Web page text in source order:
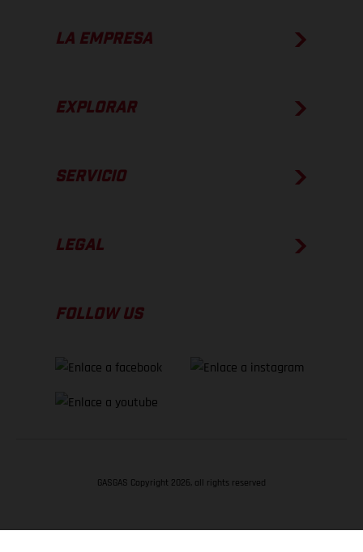
LA EMPRESA
EXPLORAR
SERVICIO
LEGAL
FOLLOW US
GASGAS Copyright 2026, all rights reserved